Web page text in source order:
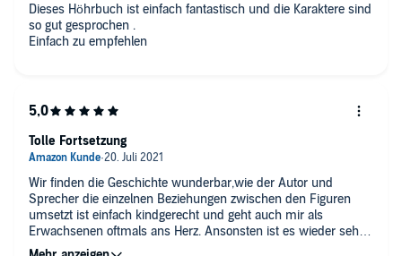
Dieses Höhrbuch ist einfach fantastisch und die Karaktere sind
so gut gesprochen .
Einfach zu empfehlen
Wir finden die Geschichte wunderbar,wie der Autor und
Sprecher die einzelnen Beziehungen zwischen den Figuren
umsetzt ist einfach kindgerecht und geht auch mir als
Erwachsenen oftmals ans Herz. Ansonsten ist es wieder sehr
kurzweilig und lustig gestaltet.
Tolle Fortsetzung